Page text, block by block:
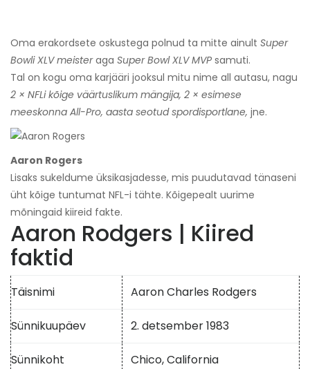
Oma erakordsete oskustega polnud ta mitte ainult Super
Bowli XLV meisteraga Super Bowl XLV MVP samuti.
Tal on kogu oma karjääri jooksul mitu nime all autasu, nagu
2 × NFLi kõige väärtuslikum mängija, 2 × esimese
meeskonna All-Pro, aasta seotud spordisportlane, jne.
Aaron Rogers
Lisaks sukeldume üksikasjadesse, mis puudutavad tänaseni
üht kõige tuntumat NFL-i tähte. Kõigepealt uurime
mõningaid kiireid fakte.
Aaron Rodgers | Kiired
faktid
Täisnimi Aaron Charles Rodgers
Sünnikuupäev 2. detsember 1983
Sünnikoht Chico, California